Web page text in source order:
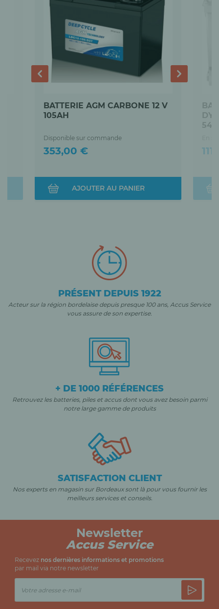
BATTERIE AGM CARBONE 12 V
105AH
Disponible sur commande
Prix
353,00 €
AJOUTER AU PANIER
Prix
PRÉSENT DEPUIS 1922
Acteur sur la région bordelaise depuis presque 100 ans, Accus Service
vous assure de son expertise.
+ DE 1000 RÉFÉRENCES
Retrouvez les batteries, piles et accus dont vous avez besoin parmi
notre large gamme de produits
SATISFACTION CLIENT
Nos experts en magasin sur Bordeaux sont là pour vous fournir les
meilleurs services et conseils.
Newsletter
Accus Service
Recevez nos dernières informations et promotions
par mail via notre newsletter